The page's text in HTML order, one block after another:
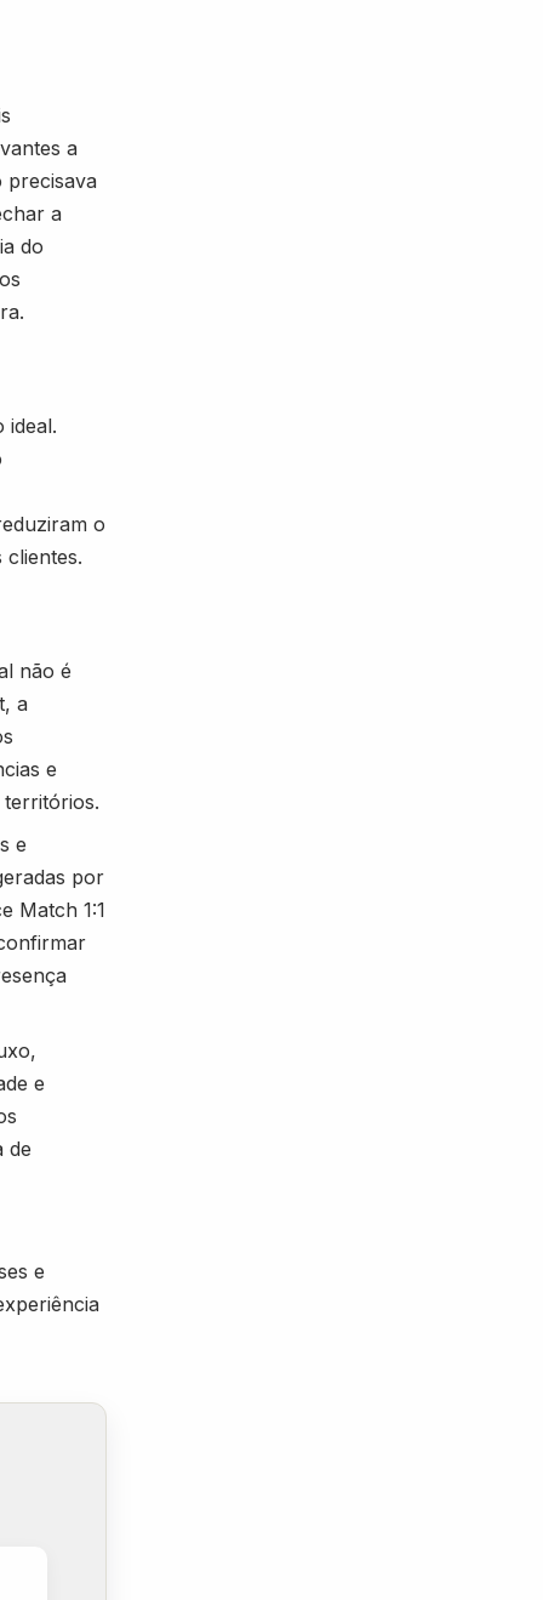
a
a
do
ideal.
o
não é
a
e
territórios.
e
por
Match 1:1
e
de
e